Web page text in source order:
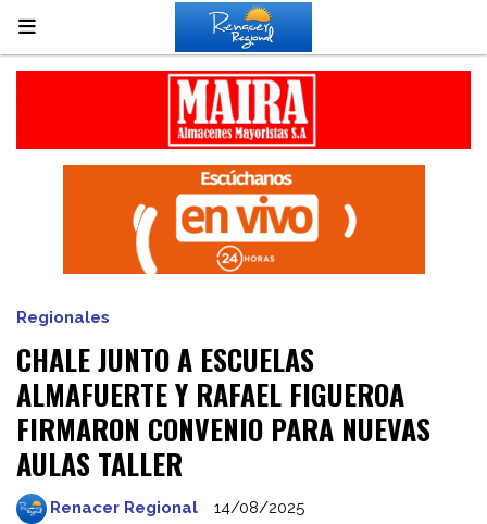
CHALE JUNTO A ESCUELAS
ALMAFUERTE Y RAFAEL FIGUEROA
FIRMARON CONVENIO PARA NUEVAS
AULAS TALLER
Regionales
14/08/2025
Renacer Regional